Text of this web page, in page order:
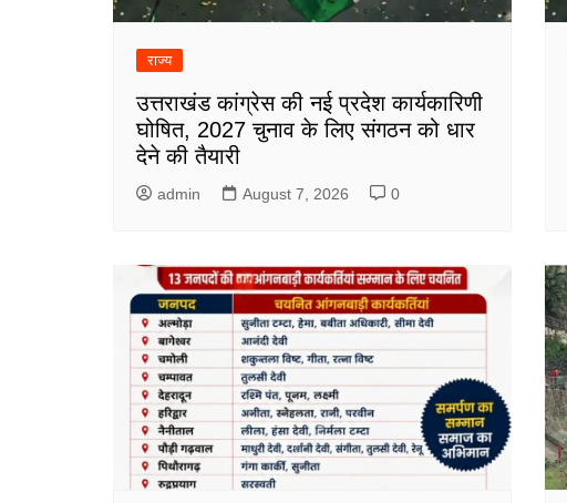
राज्य
उत्तराखंड कांग्रेस की नई प्रदेश कार्यकारिणी
घोषित, 2027 चुनाव के लिए संगठन को धार
देने की तैयारी
admin August 7, 2026 0